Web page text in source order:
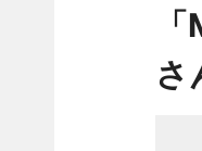
さ